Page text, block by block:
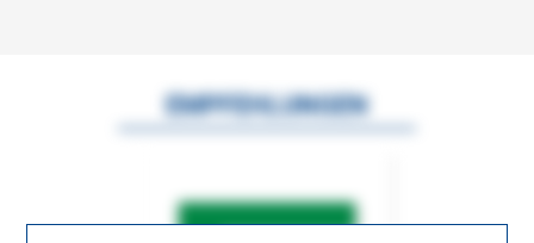
EMPFEHLUNGEN